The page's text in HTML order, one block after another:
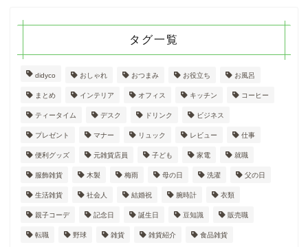
タグ一覧
didyco おしゃれ おつまみ お役立ち お風呂
まとめ インテリア オフィス キッチン コーヒー
ティータイム デスク ドリンク ビジネス
プレゼント マナー リュック レビュー 仕事
便利グッズ 元雑貨店員 子ども 家電 就職
服飾雑貨 木製 梅雨 母の日 洗濯 父の日
生活雑貨 社会人 結婚祝 腕時計 衣類
親子コーデ 記念日 誕生日 豆知識 販売職
転職 野球 雑貨 雑貨紹介 食品雑貨